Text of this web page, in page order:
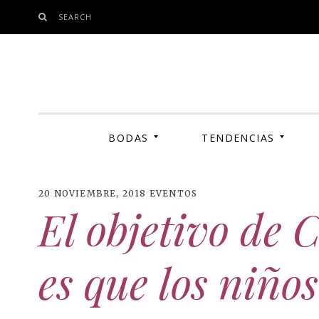
TO
SEARCH
BODAS TENDENCIAS
MODA
INFLUENCERS
MAKE-UP
COSMÉTICA SOSTENIBLE
ENTREVISTAS
20 NOVIEMBRE, 2018 EVENTOS
El objetivo de
es que los